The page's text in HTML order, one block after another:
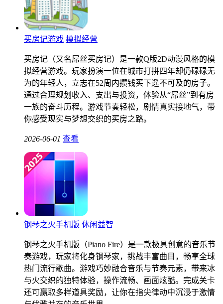
买房记游戏 模拟经营
买房记（又名屌丝买房记）是一款Q版2D动漫风格的模
拟经营游戏。玩家扮演一位在城市打拼四年却仍碌碌无
为的年轻人，立志在52周内攒钱买下遥不可及的房子。
通过合理规划收入、支出与投资，体验从“屌丝”到有房
一族的奋斗历程。游戏节奏轻松，剧情真实接地气，带
你感受现实与梦想交织的买房之路。
2026-06-01 查看
钢琴之火手机版 休闲益智
钢琴之火手机版（Piano Fire）是一款极具创意的音乐节
奏游戏，玩家将化身钢琴家，挑战丰富曲目，畅享全球
热门流行歌曲。游戏巧妙融合音乐与节奏元素，带来冰
与火交织的独特体验，操作流畅、画面炫酷。完成关卡
还可赢取多样道具奖励，让你在指尖律动中沉浸于激情